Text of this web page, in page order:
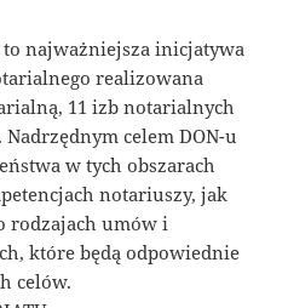
najważniejsza inicjatywa
realizowana
11 izb notarialnych
celem DON-u
w tych obszarach
notariuszy, jak
rodzajach umów i
które będą odpowiednie
celów.